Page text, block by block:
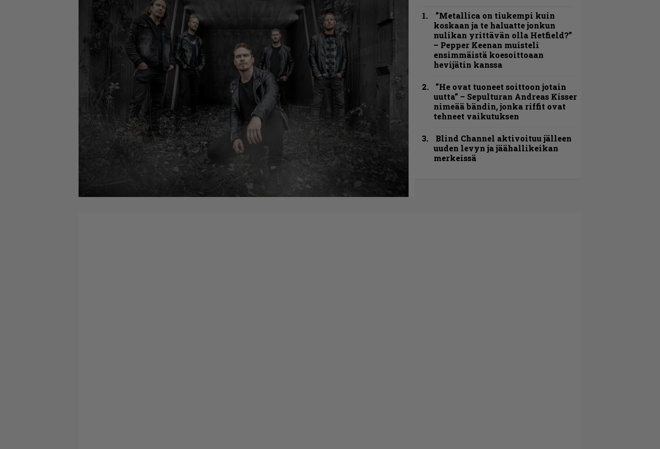
”Metallica on tiukempi kuin
koskaan ja te haluatte jonkun
nulikan yrittävän olla Hetfield?”
– Pepper Keenan muisteli
ensimmäistä koesoittoaan
hevijätin kanssa
”He ovat tuoneet soittoon jotain
uutta” – Sepulturan Andreas Kisser
nimeää bändin, jonka riffit ovat
tehneet vaikutuksen
Blind Channel aktivoituu jälleen
uuden levyn ja jäähallikeikan
merkeissä